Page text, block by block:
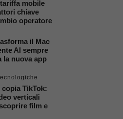
mobile
chiave
operatore
il Mac
AI sempre
la nuova app
TikTok:
verticali
film e